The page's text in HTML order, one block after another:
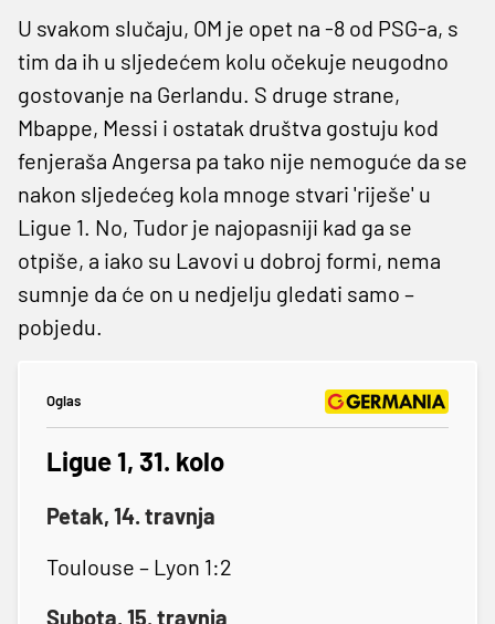
U svakom slučaju, OM je opet na -8 od PSG-a, s
tim da ih u sljedećem kolu očekuje neugodno
gostovanje na Gerlandu. S druge strane,
Mbappe, Messi i ostatak društva gostuju kod
fenjeraša Angersa pa tako nije nemoguće da se
nakon sljedećeg kola mnoge stvari 'riješe' u
Ligue 1. No, Tudor je najopasniji kad ga se
otpiše, a iako su Lavovi u dobroj formi, nema
sumnje da će on u nedjelju gledati samo –
pobjedu.
Oglas
Ligue 1, 31. kolo
Petak, 14. travnja
Toulouse – Lyon 1:2
Subota, 15. travnja